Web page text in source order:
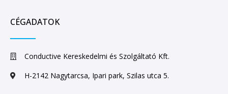
CÉGADATOK
Conductive Kereskedelmi és Szolgáltató Kft.
H-2142 Nagytarcsa, Ipari park, Szilas utca 5.